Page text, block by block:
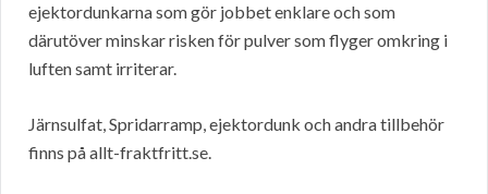
ejektordunkarna som gör jobbet enklare och som
därutöver minskar risken för pulver som flyger omkring i
luften samt irriterar.
Järnsulfat, Spridarramp, ejektordunk och andra tillbehör
finns på allt-fraktfritt.se.